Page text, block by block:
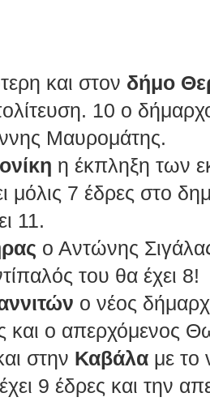
και στον δήμο
10 ο
Μαυρομάτης.
η έκπληξη των
μόλις 7 έδρες στο
11.
ο Αντώνης
του θα έχει 8!
ο νέος
και ο απερχόμενος
στην Καβάλα με το
9 έδρες και την